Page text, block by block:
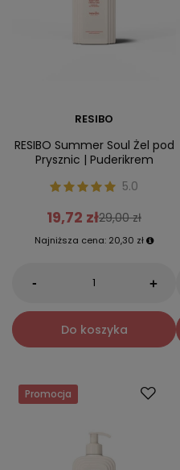
RESIBO
RESIBO Summer Soul Żel pod
Prysznic | Puderikrem
5.0
19,72 zł29,00 zł
Najniższa cena: 20,30 zł
- +
Do koszyka
Promocja